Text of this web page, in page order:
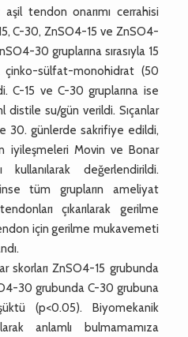
tendon onarımı cerrahisi
C-30, ZnSO4-15 ve ZnSO4-
30 gruplarına sırasıyla 15
sülfat-monohidrat (50
C-15 ve C-30 gruplarına ise
su/gün verildi. Sıçanlar
30. günlerde sakrifiye edildi,
iyileşmeleri Movin ve Bonar
kullanılarak değerlendirildi.
tüm grupların ameliyat
çıkarılarak gerilme
için gerilme mukavemeti
skorları ZnSO4-15 grubunda
30 grubunda C-30 grubuna
(p<0.05). Biyomekanik
anlamlı bulmamamıza